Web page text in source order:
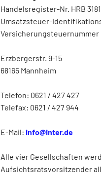
Handelsregister-Nr. HRB
Umsatzsteuer-
Versicherungsteuernummer
Erzbergerstr. 9-15
68165 Mannheim
Telefon: 0621 / 427 427
Telefax: 0621 / 427 944
E-Mail: info@inter.de
Alle vier Gesellschaften
Aufsichtsratsvorsitzender